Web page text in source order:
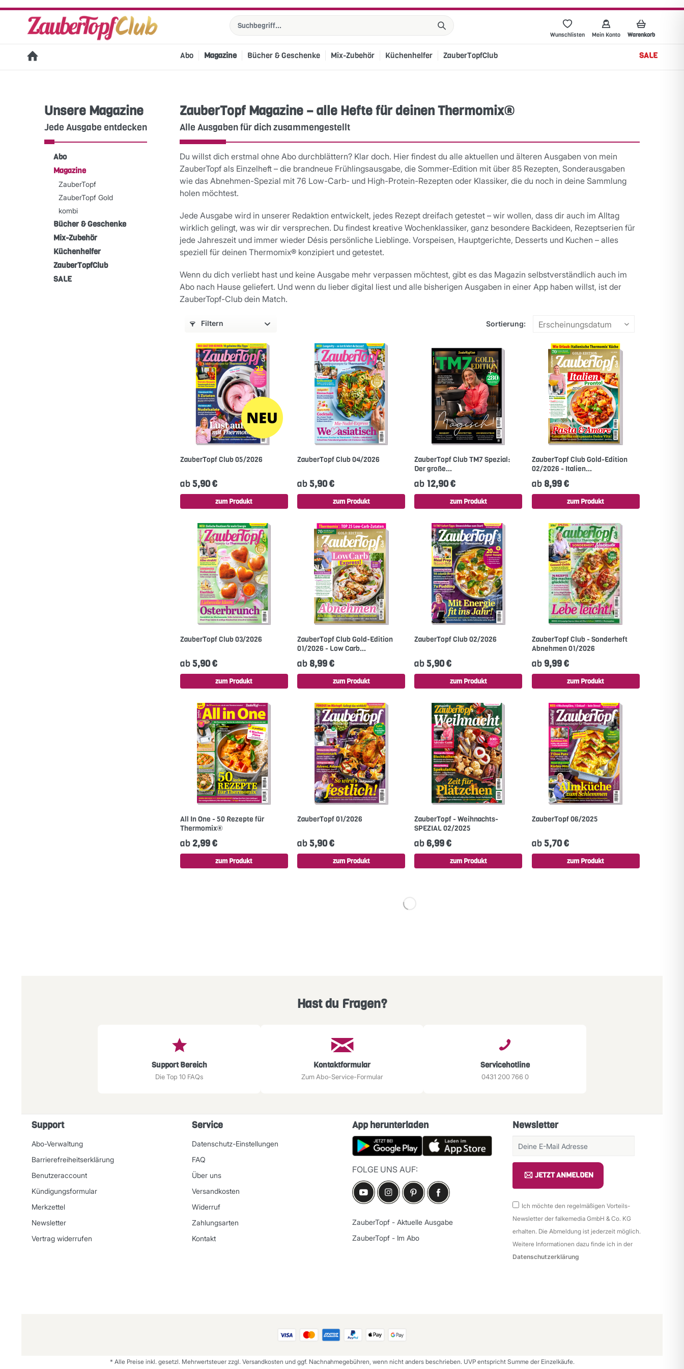
Wunschlisten Mein Konto Warenkorb
Abo Magazine Bücher & Geschenke Mix-Zubehör Küchenhelfer ZauberTopfClub SALE
Unsere Magazine
Jede Ausgabe entdecken
Abo
Magazine
ZauberTopf
ZauberTopf Gold
kombi
Bücher & Geschenke
Mix-Zubehör
Küchenhelfer
ZauberTopfClub
SALE
ZauberTopf Magazine – alle Hefte für deinen Thermomix®
Alle Ausgaben für dich zusammengestellt
Du willst dich erstmal ohne Abo durchblättern? Klar doch. Hier findest du alle aktuellen und älteren Ausgaben von mein
ZauberTopf als Einzelheft – die brandneue Frühlingsausgabe, die Sommer-Edition mit über 85 Rezepten, Sonderausgaben
wie das Abnehmen-Spezial mit 76 Low-Carb- und High-Protein-Rezepten oder Klassiker, die du noch in deine Sammlung
holen möchtest.
Jede Ausgabe wird in unserer Redaktion entwickelt, jedes Rezept dreifach getestet – wir wollen, dass dir auch im Alltag
wirklich gelingt, was wir dir versprechen. Du findest kreative Wochenklassiker, ganz besondere Backideen, Rezeptserien für
jede Jahreszeit und immer wieder Désis persönliche Lieblinge. Vorspeisen, Hauptgerichte, Desserts und Kuchen – alles
speziell für deinen Thermomix® konzipiert und getestet.
Wenn du dich verliebt hast und keine Ausgabe mehr verpassen möchtest, gibt es das Magazin selbstverständlich auch im
Abo nach Hause geliefert. Und wenn du lieber digital liest und alle bisherigen Ausgaben in einer App haben willst, ist der
ZauberTopf-Club dein Match.
Filtern Sortierung:
ZauberTopf Club 05/2026
ab5,90 €
zum Produkt
ZauberTopf Club 04/2026
ab5,90 €
zum Produkt
ZauberTopf Club TM7 Spezial:
Der große...
ab 12,90 €
zum Produkt
ZauberTopf Club Gold-Edition
02/2026 - Italien...
ab8,99 €
zum Produkt
ZauberTopf Club 03/2026
ab5,90 €
zum Produkt
ZauberTopf Club Gold-Edition
01/2026 - Low Carb...
ab 8,99 €
zum Produkt
ZauberTopf Club 02/2026
ab5,90 €
zum Produkt
ZauberTopf Club - Sonderheft
Abnehmen 01/2026
ab9,99 €
zum Produkt
All In One - 50 Rezepte für
Thermomix®
ab2,99 €
zum Produkt
ZauberTopf 01/2026
ab5,90 €
zum Produkt
ZauberTopf - Weihnachts-
SPEZIAL 02/2025
ab6,99 €
zum Produkt
ZauberTopf 06/2025
ab5,70 €
zum Produkt
Hast du Fragen?
Support Bereich
Die Top 10 FAQs
Kontaktformular
Zum Abo-Service-Formular
Servicehotline
0431 200 766 0
Support
Abo-Verwaltung
Barrierefreiheitserklärung
Benutzeraccount
Kündigungsformular
Merkzettel
Newsletter
Vertrag widerrufen
Service
Datenschutz-Einstellungen
FAQ
Über uns
Versandkosten
Widerruf
Zahlungsarten
Kontakt
App herunterladen
FOLGE UNS AUF:
ZauberTopf - Aktuelle Ausgabe
ZauberTopf - Im Abo
Newsletter
JETZT ANMELDEN
Ich möchte den regelmäßigen Vorteils-
Newsletter der falkemedia GmbH & Co. KG
erhalten. Die Abmeldung ist jederzeit möglich.
Weitere Informationen dazu finde ich in der
Datenschutzerklärung
* Alle Preise inkl. gesetzl. Mehrwertsteuer zzgl. Versandkosten und ggf. Nachnahmegebühren, wenn nicht anders beschrieben. UVP entspricht Summe der Einzelkäufe.